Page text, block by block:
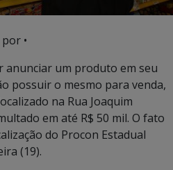
por •
anunciar um produto em seu
possuir o mesmo para venda,
na Rua Joaquim
em até R$ 50 mil. O fato
do Procon Estadual
(19).